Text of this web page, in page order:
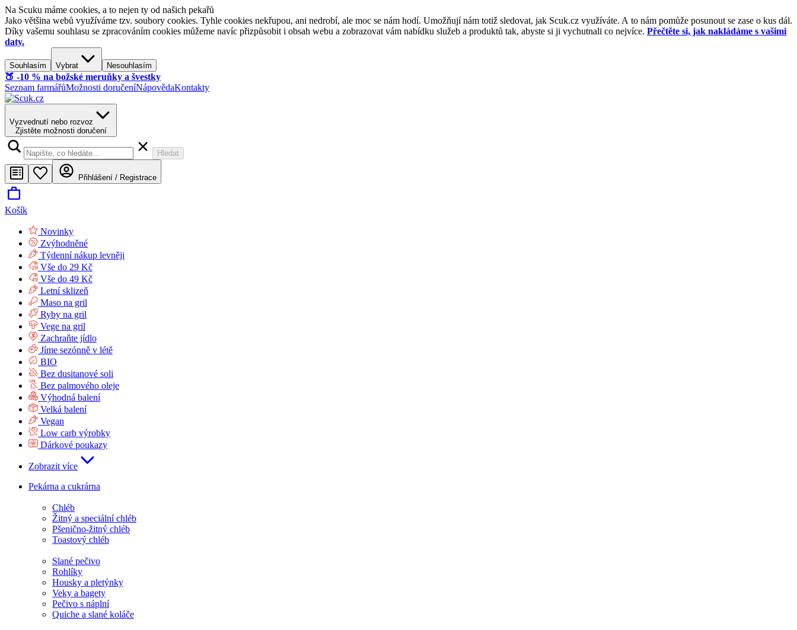
Na Scuku máme cookies, a to nejen ty od našich pekařů
Jako většina webů využíváme tzv. soubory cookies. Tyhle cookies nekřupou, ani nedrobí, ale moc se nám hodí. Umožňují nám totiž sledovat, jak Scuk.cz využíváte. A to nám pomůže posunout se zase o kus dál.
Díky vašemu souhlasu se zpracováním cookies můžeme navíc přizpůsobit i obsah webu a zobrazovat vám nabídku služeb a produktů tak, abyste si ji vychutnali co nejvíce. Přečtěte si, jak nakládáme s vašimi
daty.
Souhlasím Vybrat Nesouhlasím
🍑​ -10 % na božské meruňky a švestky
Seznam farmářůMožnosti doručeníNápovědaKontakty
Vyzvednutí nebo rozvoz
Zjistěte možnosti doručení
Hledat
Přihlášení / Registrace
Košík
Novinky
Zvýhodněné
Týdenní nákup levněji
Vše do 29 Kč
Vše do 49 Kč
Letní sklizeň
Maso na gril
Ryby na gril
Vege na gril
Zachraňte jídlo
Jíme sezónně v létě
BIO
Bez dusitanové soli
Bez palmového oleje
Výhodná balení
Velká balení
Vegan
Low carb výrobky
Dárkové poukazy
Zobrazit více
Pekárna a cukrárna
Chléb
Žitný a speciální chléb
Pšenično-žitný chléb
Toastový chléb
Slané pečivo
Rohlíky
Housky a pletýnky
Veky a bagety
Pečivo s náplní
Quiche a slané koláče